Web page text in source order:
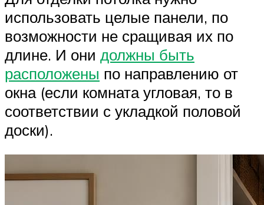
использовать целые панели, по
возможности не сращивая их по
длине. И они должны быть
расположены по направлению от
окна (если комната угловая, то в
соответствии с укладкой половой
доски).